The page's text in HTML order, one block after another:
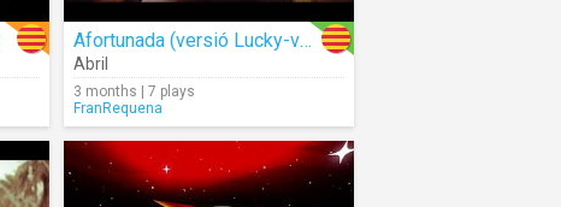
Afortunada (versió Lucky-valencià)
Abril
3 months | 7 plays
FranRequena